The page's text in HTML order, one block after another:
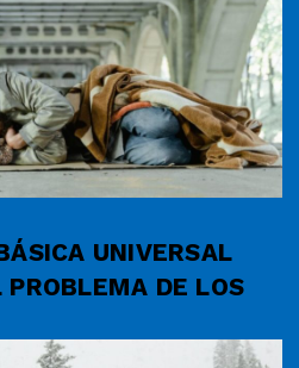
UNIVERSAL
PROBLEMA DE LOS